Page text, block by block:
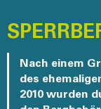
Nach einem
des
2010 wurden